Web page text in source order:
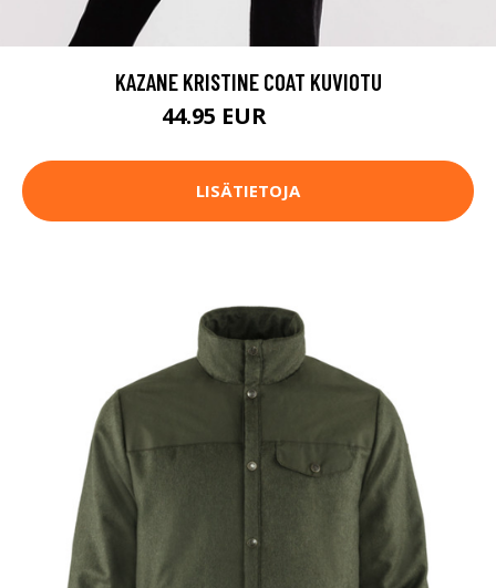
KAZANE KRISTINE COAT KUVIOTU
44.95 EUR
LISÄTIETOJA